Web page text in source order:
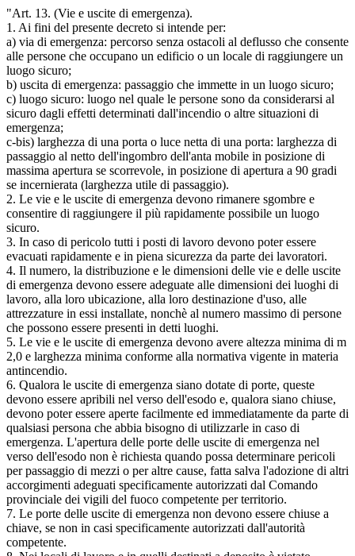
"Art. 13. (Vie e uscite di emergenza).
1. Ai fini del presente decreto si intende per:
a) via di emergenza: percorso senza ostacoli al deflusso che consente
alle persone che occupano un edificio o un locale di raggiungere un
luogo sicuro;
b) uscita di emergenza: passaggio che immette in un luogo sicuro;
c) luogo sicuro: luogo nel quale le persone sono da considerarsi al
sicuro dagli effetti determinati dall'incendio o altre situazioni di
emergenza;
c-bis) larghezza di una porta o luce netta di una porta: larghezza di
passaggio al netto dell'ingombro dell'anta mobile in posizione di
massima apertura se scorrevole, in posizione di apertura a 90 gradi
se incernierata (larghezza utile di passaggio).
2. Le vie e le uscite di emergenza devono rimanere sgombre e
consentire di raggiungere il più rapidamente possibile un luogo
sicuro.
3. In caso di pericolo tutti i posti di lavoro devono poter essere
evacuati rapidamente e in piena sicurezza da parte dei lavoratori.
4. Il numero, la distribuzione e le dimensioni delle vie e delle uscite
di emergenza devono essere adeguate alle dimensioni dei luoghi di
lavoro, alla loro ubicazione, alla loro destinazione d'uso, alle
attrezzature in essi installate, nonchè al numero massimo di persone
che possono essere presenti in detti luoghi.
5. Le vie e le uscite di emergenza devono avere altezza minima di m
2,0 e larghezza minima conforme alla normativa vigente in materia
antincendio.
6. Qualora le uscite di emergenza siano dotate di porte, queste
devono essere apribili nel verso dell'esodo e, qualora siano chiuse,
devono poter essere aperte facilmente ed immediatamente da parte di
qualsiasi persona che abbia bisogno di utilizzarle in caso di
emergenza. L'apertura delle porte delle uscite di emergenza nel
verso dell'esodo non è richiesta quando possa determinare pericoli
per passaggio di mezzi o per altre cause, fatta salva l'adozione di altri
accorgimenti adeguati specificamente autorizzati dal Comando
provinciale dei vigili del fuoco competente per territorio.
7. Le porte delle uscite di emergenza non devono essere chiuse a
chiave, se non in casi specificamente autorizzati dall'autorità
competente.